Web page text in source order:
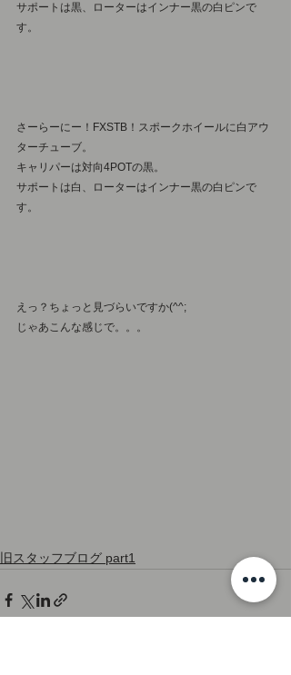
サポートは黒、ローターはインナー黒の白ピンで
す。
さーらーにー！FXSTB！スポークホイールに白アウ
ターチューブ。
キャリパーは対向4POTの黒。
サポートは白、ローターはインナー黒の白ピンで
す。
えっ？ちょっと見づらいですか(^^;
じゃあこんな感じで。。。
旧スタッフブログ part1